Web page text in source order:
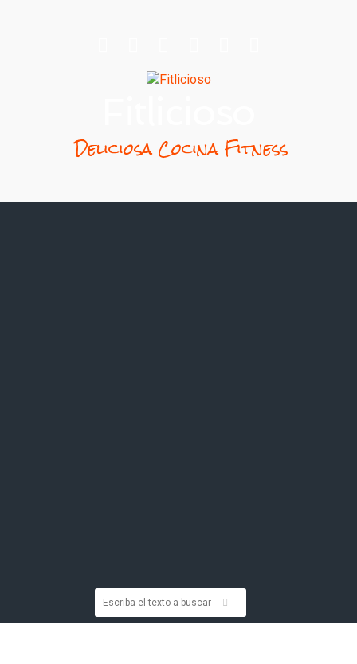
Deliciosa Cocina Fitness